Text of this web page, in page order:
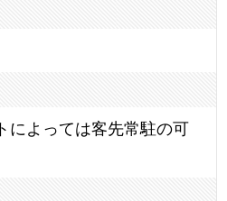
よっては客先常駐の可